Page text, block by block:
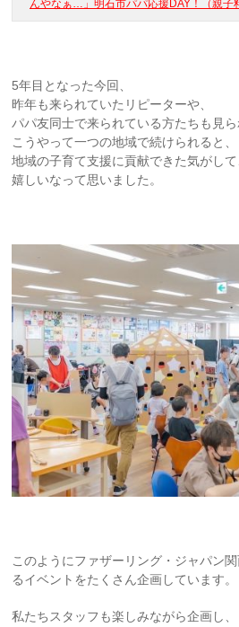
んやなぁ…」明石市パパ応援DAY！（親子
5年目となった今回、
昨年も来られていたリピーターや、
パパ友同士で来られている方たちも見ら
こうやって一つの地域で続けられると、
地域の子育て支援に貢献できた気がして
嬉しいなって思いました。
このようにファザーリング・ジャパン
るイベントをたくさん企画しています。
私たちスタッフも楽しみながら企画し、